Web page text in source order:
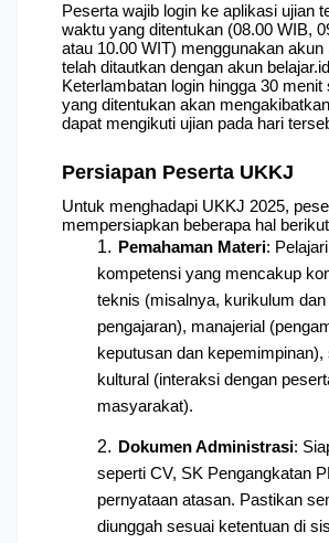
Peserta wajib login ke aplikasi ujian
waktu yang ditentukan (08.00 WIB,
atau 10.00 WIT) menggunakan
telah ditautkan dengan akun
Keterlambatan login hingga 30 menit
yang ditentukan akan
dapat mengikuti ujian pada hari
Persiapan Peserta UKKJ
Untuk menghadapi UKKJ 2025,
mempersiapkan beberapa hal
Pemahaman Materi:
kompetensi yang mencakup
teknis (misalnya, kurikulum
pengajaran), manajerial
keputusan dan
kultural (interaksi dengan
masyarakat).
Dokumen Administrasi:
seperti CV, SK Pengangkatan
pernyataan atasan. Pastikan
diunggah sesuai ketentuan di